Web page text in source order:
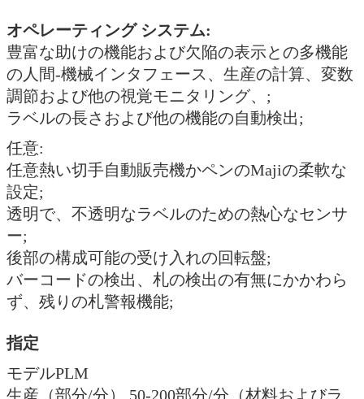
オペレーティング システム:
豊富な助けの機能および欠陥の表示との多機能
の人間-機械インタフェース、生産の計算、変数
調節および他の視覚モニタリング、;
ラベルの長さおよび他の機能の自動検出;
任意:
任意熱い切手自動販売機かペンのMajiの柔軟な
設定;
透明で、不透明なラベルのための熱心なセンサ
ー;
後部の構成可能の受け入れの回転盤;
バーコードの検出、札の検出の有無にかかわら
ず、残りの札警報機能;
指定
モデルPLM
生産（部分/分） 50-200部分/分（材料およびラ